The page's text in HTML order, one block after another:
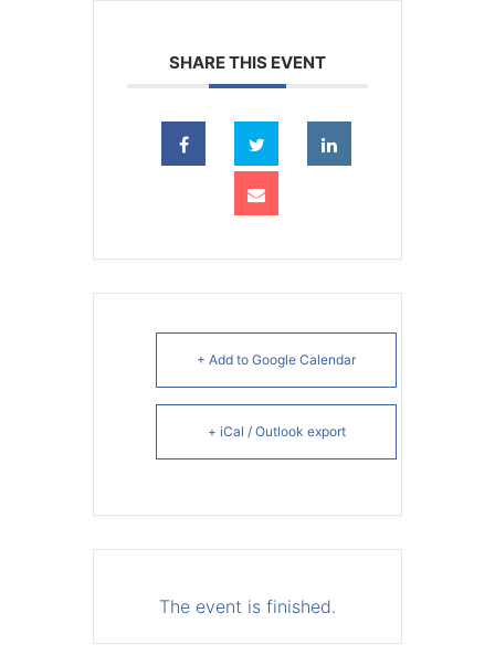
SHARE THIS EVENT
+ Add to Google Calendar
+ iCal / Outlook export
The event is finished.